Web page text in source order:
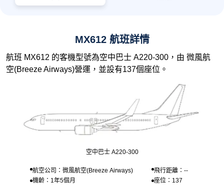
MX612 航班詳情
航班 MX612 的客機型號為空中巴士 A220-300，由 微風航
空(Breeze Airways)營運，並設有137個座位。
空中巴士 A220-300
航空公司：微風航空(Breeze Airways)
飛行距離：--
機齡：1年5個月
座位：137